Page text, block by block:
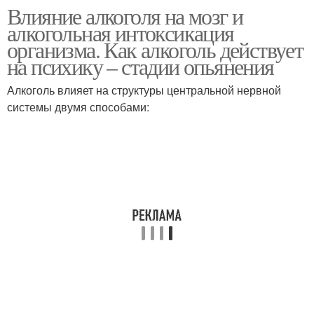
Влияние алкоголя на мозг и
алкогольная интоксикация
организма. Как алкоголь действует
на психику – стадии опьянения
Алкоголь влияет на структуры центральной нервной
системы двумя способами: